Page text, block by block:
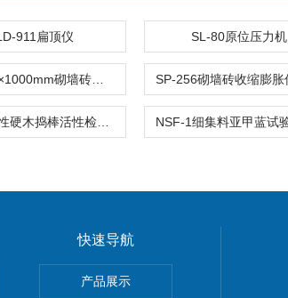
911扁顶仪 SL-80原位压力机
离强度试验夹具
快速导航
产品展示